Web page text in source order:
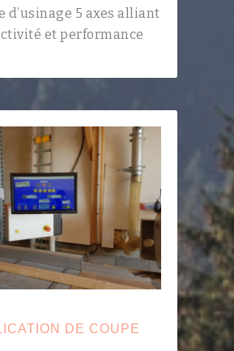
d’usinage 5 axes alliant
et performance
DE COUPE